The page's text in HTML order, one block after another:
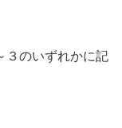
３のいずれかに記